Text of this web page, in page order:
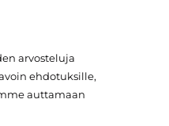
arvosteluja
ehdotuksille,
auttamaan